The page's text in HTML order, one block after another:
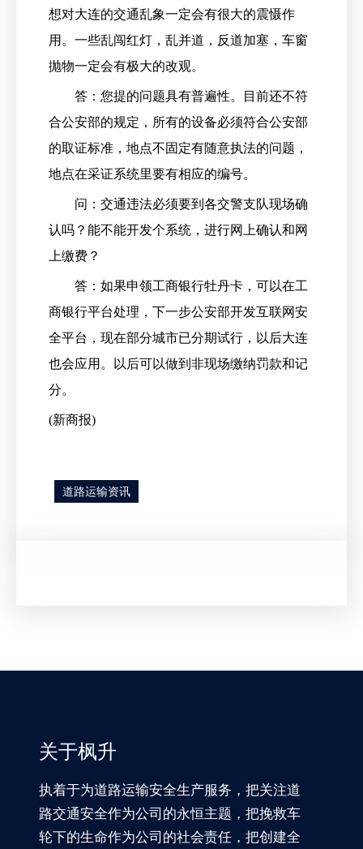
想对大连的交通乱象一定会有很大的震慑作
用。一些乱闯红灯，乱并道，反道加塞，车窗
抛物一定会有极大的改观。
答：您提的问题具有普遍性。目前还不符
合公安部的规定，所有的设备必须符合公安部
的取证标准，地点不固定有随意执法的问题，
地点在采证系统里要有相应的编号。
问：交通违法必须要到各交警支队现场确
认吗？能不能开发个系统，进行网上确认和网
上缴费？
答：如果申领工商银行牡丹卡，可以在工
商银行平台处理，下一步公安部开发互联网安
全平台，现在部分城市已分期试行，以后大连
也会应用。以后可以做到非现场缴纳罚款和记
分。
(新商报)
道路运输资讯
关于枫升
执着于为道路运输安全生产服务，把关注道
路交通安全作为公司的永恒主题，把挽救车
轮下的生命作为公司的社会责任，把创建全